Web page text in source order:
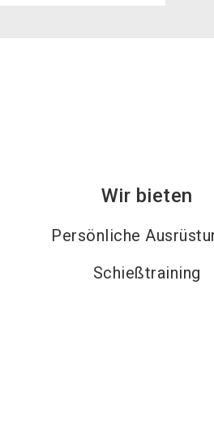
Wir bieten
Persönliche
Schießtraining